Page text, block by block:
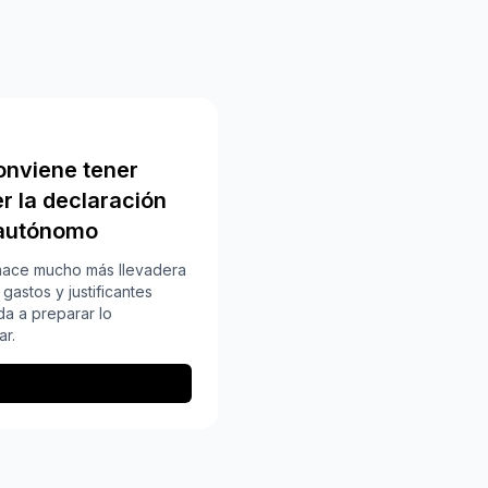
tener
la declaración
mucho más llevadera
y justificantes
a preparar lo